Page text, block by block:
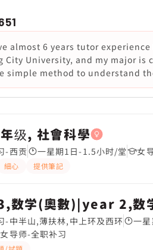
almost 6 years tutor
City University, and my major
simple method to understand
级, 社會科學
-西贡 一星期1日-1.5小时/堂 女
細心 提供筆記
数学(奧數)|year 2,数
-中半山,薄扶林,中上环及西环
一
导师-全职补习